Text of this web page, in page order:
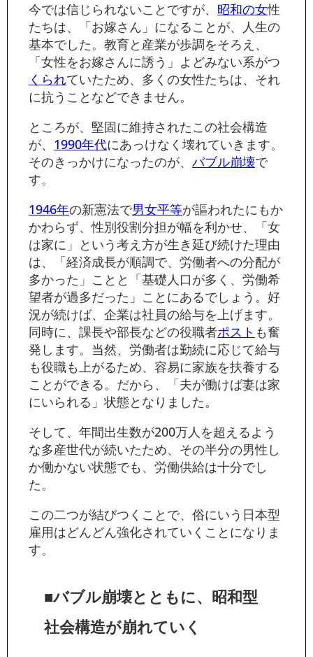
今では信じられないことですが、 昭和の女性
たちは、「お嫁さん」になることが、人生の
基本でした。教育と産業が歩調をそろえ、
「女性をお嫁さんに誘う」よどみない系がつ
くられていたため、多くの女性たちは、それ
に抗うことなどできません。
ところが、堅固に維持されたこの社会構造
が、 1990年代にあっけなく壊れていきます。
そのきっかけになったのが、 バブル崩壊で
す。
1946年の新憲法で男女平等が謳われたにもか
かわらず、性別役割分担が幅を利かせ、「女
は家に」という考え方が生き延び続けた理由
は、「経済成長が順調で、労働者への分配が
多かった」ことと「基礎人口が多く、労働希
望者が過多だった」ことにあるでしょう。好
況が続けば、企業は社員の給与を上げます。
同時に、課長や部長などの役職者ポスト も奮
発します。当然、労働者は勤続に応じて給与
も役職も上がるため、容易に家族を扶養する
ことができる。だから、「夫が働けば妻は家
にいられる」状態となりました。
そして、年間出生数が200万人を超えるよう
な多産世代が続いたため、その半分の男性し
か働かない状態でも、労働供給は十分でし
た。
この二つが結びつくことで、俗にいう日本型
雇用はどんどん強化されていくことになりま
す。
■バブル崩壊とともに、昭和型
社会構造が崩れていく